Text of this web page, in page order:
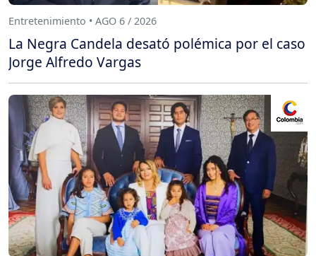
Entretenimiento • AGO 6 / 2026
La Negra Candela desató polémica por el caso
Jorge Alfredo Vargas